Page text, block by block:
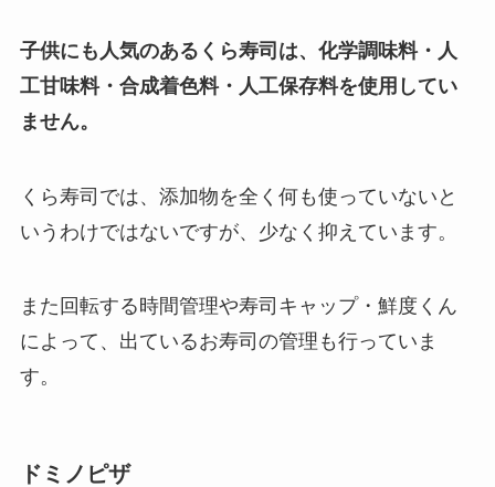
子供にも人気のあるくら寿司は、化学調味料・人
工甘味料・合成着色料・人工保存料を使用してい
ません。
くら寿司では、添加物を全く何も使っていないと
いうわけではないですが、少なく抑えています。
また回転する時間管理や寿司キャップ・鮮度くん
によって、出ているお寿司の管理も行っていま
す。
ドミノピザ